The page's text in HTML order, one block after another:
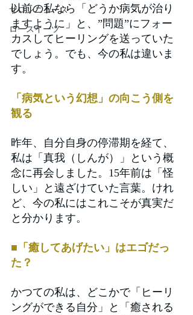
サロンニュース
ロースイーツ
以前の私なら「どうか病気が治り
ますように」と、”問題”にフォー
カスしてヒーリングを送っていた
でしょう。でも、今の私は違いま
す。
「病気という幻想」の向こう側を
観る
昨年、自分自身の停滞期を経て、
私は「真我（しんが）」という概
念に再会しました。15年前は「怪
しい」と遠ざけていた言葉。けれ
ど、今の私にはこれこそが真実だ
と分かります。
■「癒してあげたい」はエゴだっ
た？
かつての私は、どこかで「ヒーリ
ングができる自分」と「癒される